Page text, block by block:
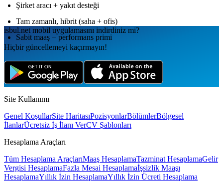
Şirket aracı + yakıt desteği
Tam zamanlı, hibrit (saha + ofis)
Sabit maaş + performans primi
isbul.net mobil uygulamаsını indirdiniz mi?
Hiçbir güncellemeyi kaçırmayın!
Site Kullanımı
Genel KoşullarSite HaritasıPozisyonlarBölümlerBölgesel
İlanlarÜcretsiz İş İlanı VerCV Şablonları
Hesaplama Araçları
Tüm Hesaplama AraçlarıMaaş HesaplamaTazminat HesaplamaGelir
Vergisi HesaplamaFazla Mesai Hesaplamaİşsizlik Maaşı
HesaplamaYıllık İzin HesaplamaYıllık İzin Ücreti Hesaplama